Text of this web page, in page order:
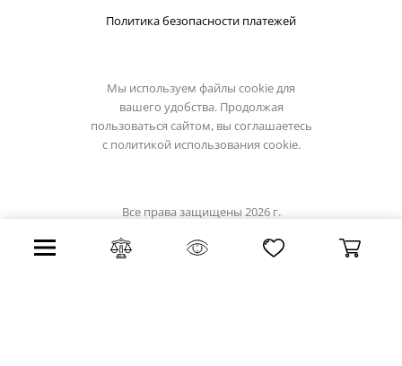
Политика безопасности платежей
Мы используем файлы cookie для
вашего удобства. Продолжая
пользоваться сайтом, вы соглашаетесь
с политикой использования cookie.
Все права защищены 2026 г.